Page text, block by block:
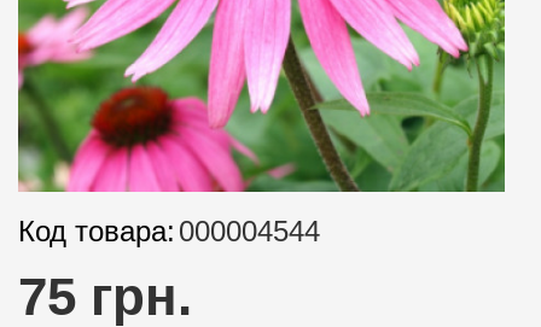
Код товара: 000004544
75 грн.